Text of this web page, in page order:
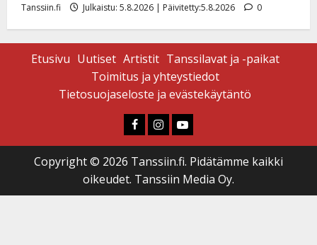
Tanssiin.fi Julkaistu: 5.8.2026 | Päivitetty:5.8.2026 0
Etusivu Uutiset Artistit Tanssilavat ja -paikat
Toimitus ja yhteystiedot
Tietosuojaseloste ja evästekäytäntö
Faceboook
Instagram
Youtube
Copyright © 2026 Tanssiin.fi. Pidätämme kaikki
oikeudet. Tanssiin Media Oy.